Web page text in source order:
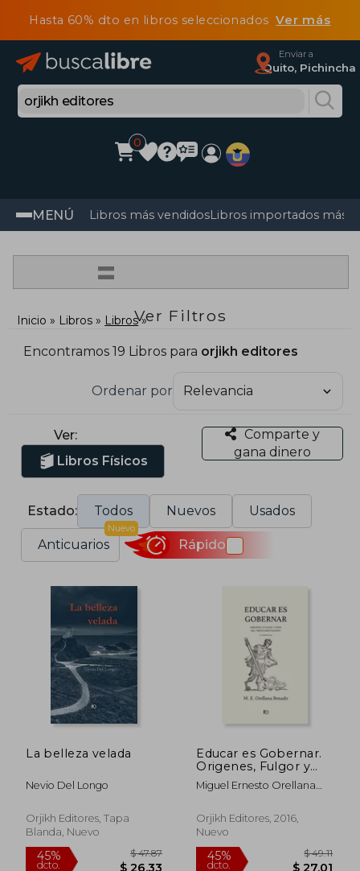
Hasta 60% dto en libros seleccionadosVer más
Enviar a
Quito, Pichincha
0
MENÚ Libros más vendidosLibros importados más
=
Ver Filtros
Inicio Libros Libros
Encontramos 19 Libros para orjikh editores
Ordenar por
Ver:
Libros Físicos
Comparte y
gana dinero
Estado: Todos Nuevos Usados
Anticuarios
Nuevo
Rápido
La belleza velada
Nevio Del Longo
Orjikh Editores, Tapa
Blanda, Nuevo
Educar es Gobernar.
Origenes, Fulgor y
Fines del
Triestamentalismo
Miguel Ernesto Orellana
Orjikh Editores, 2016,
Nuevo